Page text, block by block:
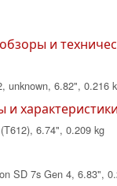
и
unknown, 6.82", 0.216
и характеристики
6.74", 0.209 kg
SD 7s Gen 4, 6.83",